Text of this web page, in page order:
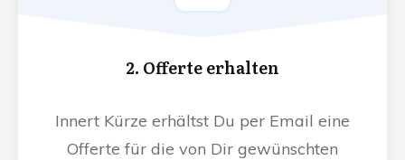
2. Offerte erhalten
Innert Kürze erhältst Du per Email eine
Offerte für die von Dir gewünschten